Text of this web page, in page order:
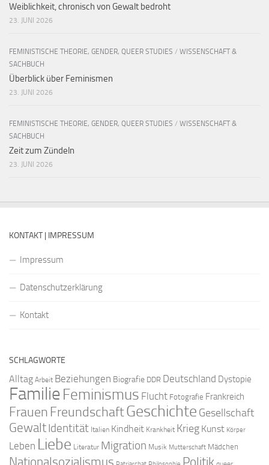
Weiblichkeit, chronisch von Gewalt bedroht
23. JUNI 2026
FEMINISTISCHE THEORIE, GENDER, QUEER STUDIES / WISSENSCHAFT &
SACHBUCH
Überblick über Feminismen
23. JUNI 2026
FEMINISTISCHE THEORIE, GENDER, QUEER STUDIES / WISSENSCHAFT &
SACHBUCH
Zeit zum Zündeln
23. JUNI 2026
KONTAKT | IMPRESSUM
Impressum
Datenschutzerklärung
Kontakt
SCHLAGWORTE
Alltag Arbeit Beziehungen Biografie DDR Deutschland Dystopie
FamilieFeminismus Flucht Fotografie Frankreich
Frauen FreundschaftGeschichte Gesellschaft
GewaltIdentität Italien Kindheit Krankheit Krieg Kunst Körper
Leben Liebe Literatur Migration Musik Mutterschaft Mädchen
Nationalsozialismus Politik